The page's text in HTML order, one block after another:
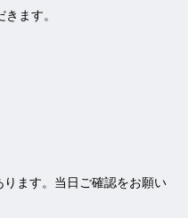
ます。
ます。当日ご確認をお願い